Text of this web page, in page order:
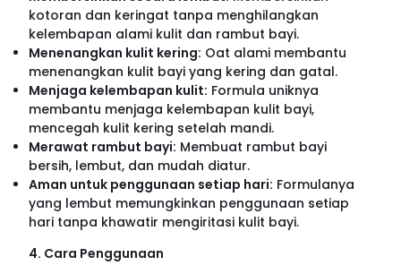
kotoran dan keringat tanpa menghilangkan
kelembapan alami kulit dan rambut bayi.
Menenangkan kulit kering: Oat alami membantu
menenangkan kulit bayi yang kering dan gatal.
Menjaga kelembapan kulit: Formula uniknya
membantu menjaga kelembapan kulit bayi,
mencegah kulit kering setelah mandi.
Merawat rambut bayi: Membuat rambut bayi
bersih, lembut, dan mudah diatur.
Aman untuk penggunaan setiap hari: Formulanya
yang lembut memungkinkan penggunaan setiap
hari tanpa khawatir mengiritasi kulit bayi.
4. Cara Penggunaan